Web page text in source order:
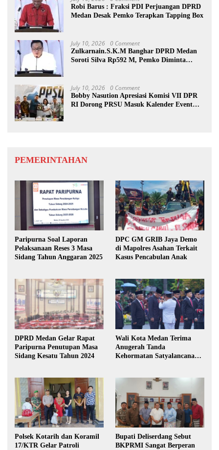
Robi Barus : Fraksi PDI Perjuangan DPRD
Medan Desak Pemko Terapkan Tapping Box
July 10, 2026 0 Comment
Zulkarnain.S.K.M Banghar DPRD Medan
Soroti Silva Rp592 M, Pemko Diminta
July 10, 2026 0 Comment
Bobby Nasution Apresiasi Komisi VII DPR
RI Dorong PRSU Masuk Kalender Event
PEMERINTAHAN
Paripurna Soal Laporan
Pelaksanaan Reses 3 Masa
Sidang Tahun Anggaran 2025
DPC GM GRIB Jaya Demo
di Mapolres Asahan Terkait
Kasus Pencabulan Anak
DPRD Medan Gelar Rapat
Paripurna Penutupan Masa
Sidang Kesatu Tahun 2024
Wali Kota Medan Terima
Anugerah Tanda
Kehormatan Satyalancana
Polsek Kotarih dan Koramil
17/KTR Gelar Patroli
Bupati Deliserdang Sebut
BKPRMI Sangat Berperan